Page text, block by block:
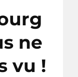
ne
vu !